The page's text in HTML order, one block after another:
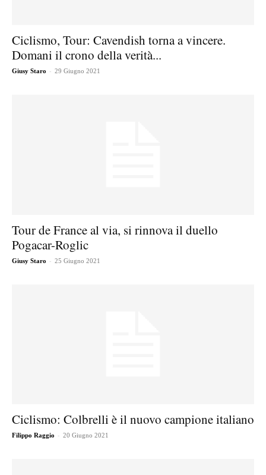
Ciclismo, Tour: Cavendish torna a vincere.
Domani il crono della verità...
Giusy Staro - 29 Giugno 2021
Tour de France al via, si rinnova il duello
Pogacar-Roglic
Giusy Staro - 25 Giugno 2021
Ciclismo: Colbrelli è il nuovo campione italiano
Filippo Raggio - 20 Giugno 2021